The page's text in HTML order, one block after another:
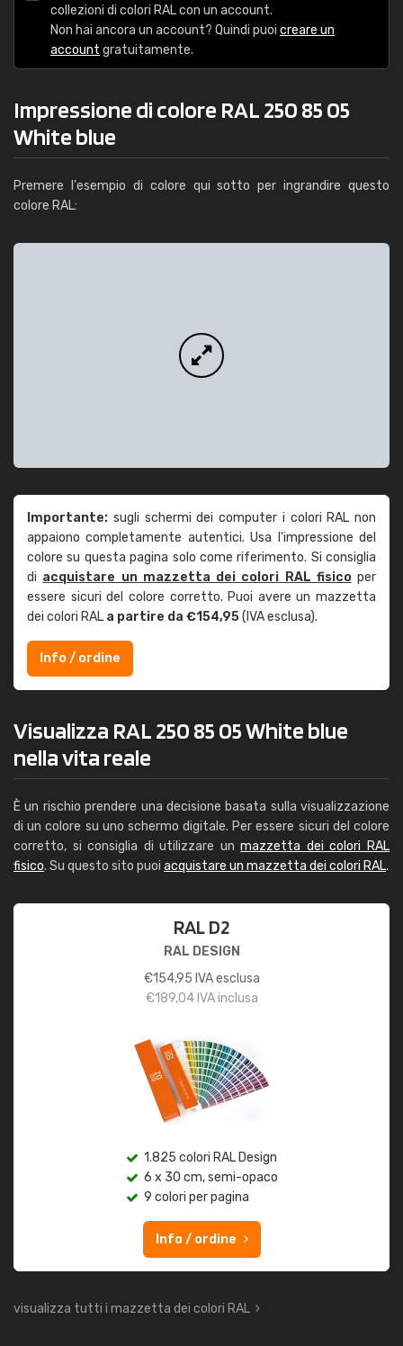
collezioni di colori RAL con un account.
Non hai ancora un account? Quindi puoi creare un
account gratuitamente.
Impressione di colore RAL 250 85 05
White blue
Premere l'esempio di colore qui sotto per ingrandire questo
colore RAL:
Importante: sugli schermi dei computer i colori RAL non
appaiono completamente autentici. Usa l'impressione del
colore su questa pagina solo come riferimento. Si consiglia
di acquistare un mazzetta dei colori RAL fisicoper
essere sicuri del colore corretto. Puoi avere un mazzetta
dei colori RAL a partire da €154,95(IVA esclusa).
Info / ordine
Visualizza RAL 250 85 05 White blue
nella vita reale
È un rischio prendere una decisione basata sulla visualizzazione
di un colore su uno schermo digitale. Per essere sicuri del colore
corretto, si consiglia di utilizzare unmazzetta dei colori RAL
fisico. Su questo sito puoi acquistare un mazzetta dei colori RAL.
RAL D2
RAL DESIGN
€154,95 IVA esclusa
€189,04IVA inclusa
1.825 colori RAL Design
6 x 30 cm, semi-opaco
9 colori per pagina
Info / ordine
visualizza tutti i mazzetta dei colori RAL